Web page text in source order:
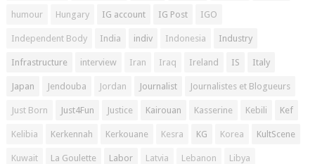
humour Hungary IG account IG Post IGO
Independent Body India indiv Indonesia Industry
Infrastructure interview Iran Iraq Ireland IS Italy
Japan Jendouba Jordan Journalist Journalistes et Blogueurs
Just Born Just4Fun Justice Kairouan Kasserine Kebili Kef
Kelibia Kerkennah Kerkouane Kesra KG Korea KultScene
Kuwait La Goulette Labor Latvia Lebanon Libya